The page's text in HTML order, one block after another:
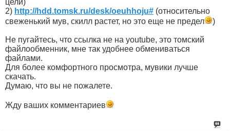
цели)
2) http://hdd.tomsk.ru/desk/oeuhhoju# (относительно
свеженький мув, скилл растет, но это еще не предел
)
Не пугайтесь, что ссылка не на youtube, это томский
файлообменник, мне так удобнее обмениваться
файлами.
Для более комфортного просмотра, мувики лучше
скачать.
Думаю, что вы не пожалете.
Жду ваших комментариев